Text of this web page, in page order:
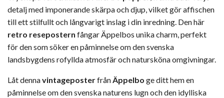
detalj med imponerande skärpa och djup, vilket gör affischen
till ett stilfullt och långvarigt inslag i din inredning. Den här
retro resepostern fångar Äppelbos unika charm, perfekt
för den som söker en påminnelse om den svenska
landsbygdens rofyllda atmosfär och natursköna omgivningar.
Låt dennavintageposterfrånÄppelbo ge ditt hem en
påminnelse om den svenska naturens lugn och den idylliska